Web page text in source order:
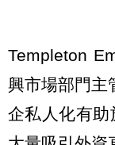
Templeton
興市場部門主
企私人化有